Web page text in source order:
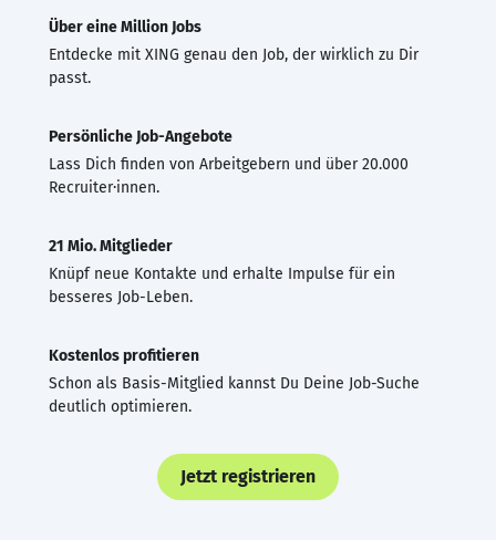
Über eine Million Jobs
Entdecke mit XING genau den Job, der wirklich zu Dir
passt.
Persönliche Job-Angebote
Lass Dich finden von Arbeitgebern und über 20.000
Recruiter·innen.
21 Mio. Mitglieder
Knüpf neue Kontakte und erhalte Impulse für ein
besseres Job-Leben.
Kostenlos profitieren
Schon als Basis-Mitglied kannst Du Deine Job-Suche
deutlich optimieren.
Jetzt registrieren